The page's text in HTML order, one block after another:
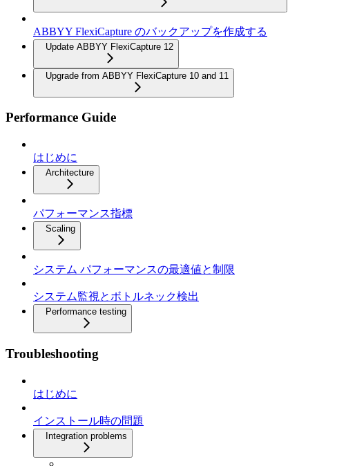
ABBYY FlexiCapture のバックアップを作成する
Update ABBYY FlexiCapture 12
Upgrade from ABBYY FlexiCapture 10 and 11
Performance Guide
はじめに
Architecture
パフォーマンス指標
Scaling
システム パフォーマンスの最適値と制限
システム監視とボトルネック検出
Performance testing
Troubleshooting
はじめに
インストール時の問題
Integration problems